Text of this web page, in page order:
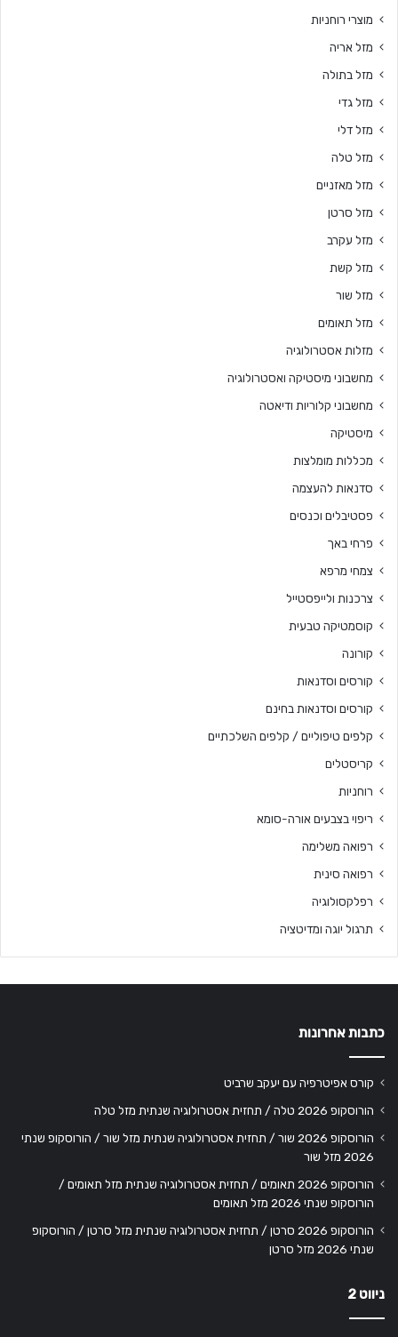
מוצרי רוחניות
מזל אריה
מזל בתולה
מזל גדי
מזל דלי
מזל טלה
מזל מאזניים
מזל סרטן
מזל עקרב
מזל קשת
מזל שור
מזל תאומים
מזלות אסטרולוגיה
מחשבוני מיסטיקה ואסטרולוגיה
מחשבוני קלוריות ודיאטה
מיסטיקה
מכללות מומלצות
סדנאות להעצמה
פסטיבלים וכנסים
פרחי באך
צמחי מרפא
צרכנות ולייפסטייל
קוסמטיקה טבעית
קורונה
קורסים וסדנאות
קורסים וסדנאות בחינם
קלפים טיפוליים / קלפים השלכתיים
קריסטלים
רוחניות
ריפוי בצבעים אורה-סומא
רפואה משלימה
רפואה סינית
רפלקסולוגיה
תרגול יוגה ומדיטציה
כתבות אחרונות
קורס אפיטרפיה עם יעקב שרביט
הורוסקופ 2026 טלה / תחזית אסטרולוגיה שנתית מזל טלה
הורוסקופ 2026 שור / תחזית אסטרולוגיה שנתית מזל שור / הורוסקופ שנתי
2026 מזל שור
הורוסקופ 2026 תאומים / תחזית אסטרולוגיה שנתית מזל תאומים /
הורוסקופ שנתי 2026 מזל תאומים
הורוסקופ 2026 סרטן / תחזית אסטרולוגיה שנתית מזל סרטן / הורוסקופ
שנתי 2026 מזל סרטן
ניווט 2